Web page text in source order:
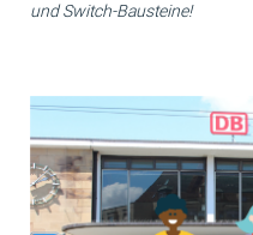
und Switch-Bausteine!